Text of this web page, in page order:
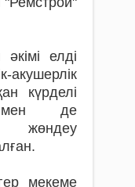
елді
күрделі
де
жөндеу
мекеме